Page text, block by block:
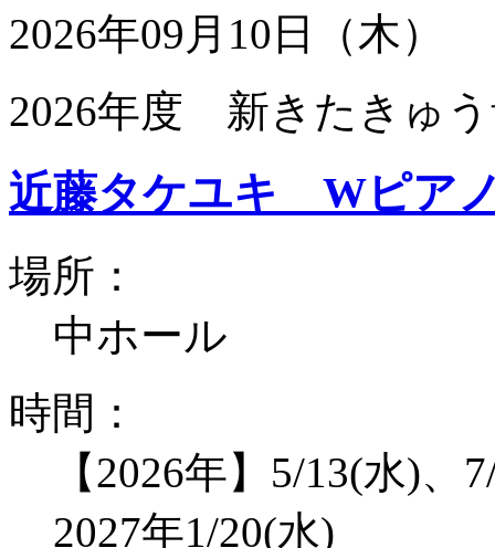
2026年09月10日（木）
2026年度 新きたきゅ
近藤タケユキ Wピア
場所：
中ホール
時間：
【2026年】5/13(水)
2027年1/20(水)